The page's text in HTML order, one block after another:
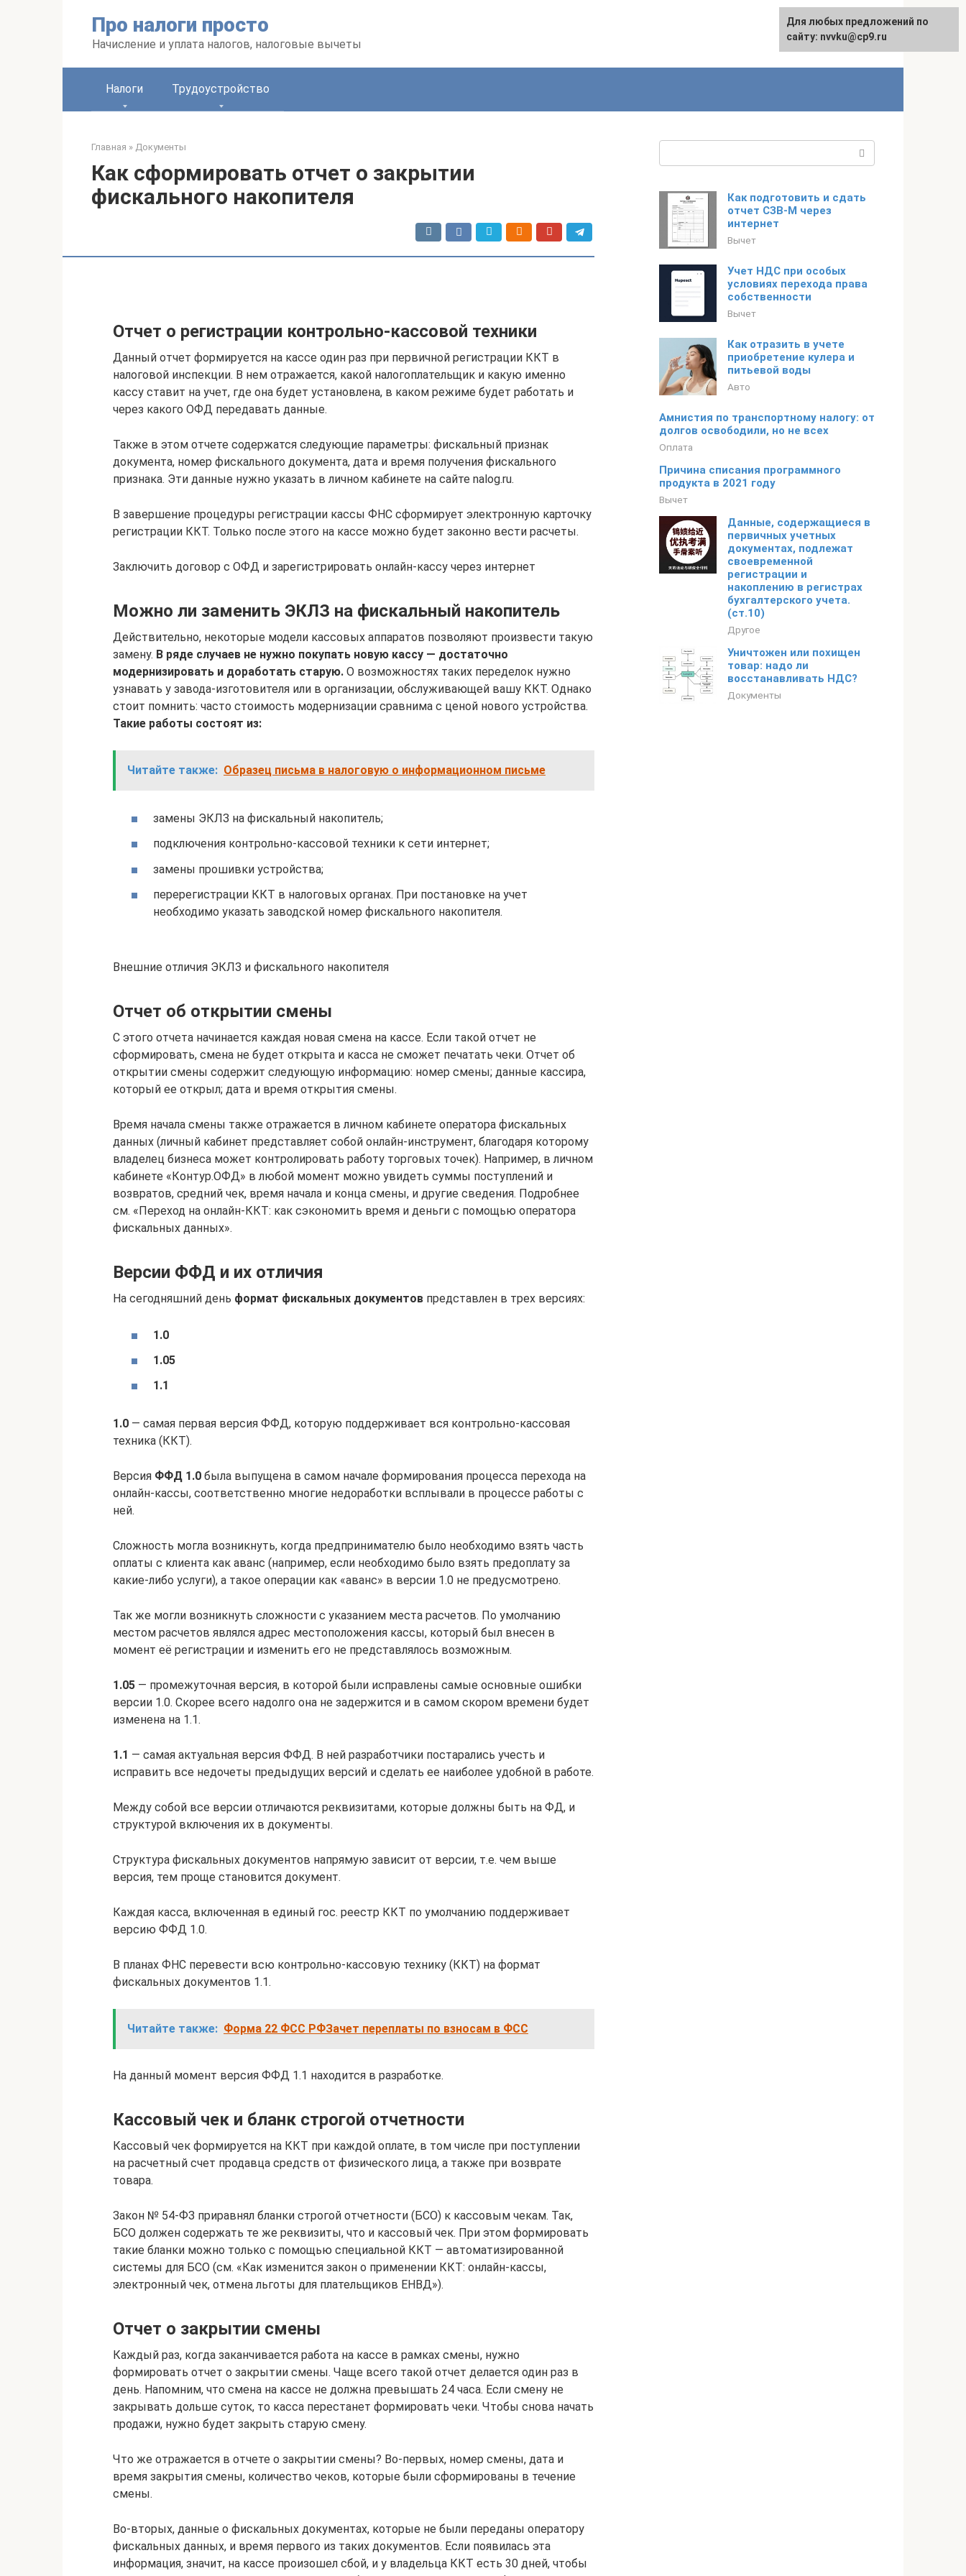
Про налоги просто
Начисление и уплата налогов, налоговые вычеты
English
Налоги Трудоустройство
Главная » Документы
Как сформировать отчет о закрытии
фискального накопителя
Отчет о регистрации контрольно-кассовой техники
Данный отчет формируется на кассе один раз при первичной регистрации ККТ в
налоговой инспекции. В нем отражается, какой налогоплательщик и какую именно
кассу ставит на учет, где она будет установлена, в каком режиме будет работать и
через какого ОФД передавать данные.
Также в этом отчете содержатся следующие параметры: фискальный признак
документа, номер фискального документа, дата и время получения фискального
признака. Эти данные нужно указать в личном кабинете на сайте nalog.ru.
В завершение процедуры регистрации кассы ФНС сформирует электронную карточку
регистрации ККТ. Только после этого на кассе можно будет законно вести расчеты.
Заключить договор с ОФД и зарегистрировать онлайн‑кассу через интернет
Можно ли заменить ЭКЛЗ на фискальный накопитель
Действительно, некоторые модели кассовых аппаратов позволяют произвести такую
замену. В ряде случаев не нужно покупать новую кассу — достаточно
модернизировать и доработать старую. О возможностях таких переделок нужно
узнавать у завода-изготовителя или в организации, обслуживающей вашу ККТ. Однако
стоит помнить: часто стоимость модернизации сравнима с ценой нового устройства.
Такие работы состоят из:
Читайте также: Образец письма в налоговую о информационном письме
замены ЭКЛЗ на фискальный накопитель;
подключения контрольно-кассовой техники к сети интернет;
замены прошивки устройства;
перерегистрации ККТ в налоговых органах. При постановке на учет
необходимо указать заводской номер фискального накопителя.
Внешние отличия ЭКЛЗ и фискального накопителя
Отчет об открытии смены
С этого отчета начинается каждая новая смена на кассе. Если такой отчет не
сформировать, смена не будет открыта и касса не сможет печатать чеки. Отчет об
открытии смены содержит следующую информацию: номер смены; данные кассира,
который ее открыл; дата и время открытия смены.
Время начала смены также отражается в личном кабинете оператора фискальных
данных (личный кабинет представляет собой онлайн-инструмент, благодаря которому
владелец бизнеса может контролировать работу торговых точек). Например, в личном
кабинете «Контур.ОФД» в любой момент можно увидеть суммы поступлений и
возвратов, средний чек, время начала и конца смены, и другие сведения. Подробнее
см. «Переход на онлайн-ККТ: как сэкономить время и деньги с помощью оператора
фискальных данных».
Версии ФФД и их отличия
На сегодняшний день формат фискальных документов представлен в трех версиях:
1.0
1.05
1.1
1.0 — самая первая версия ФФД, которую поддерживает вся контрольно-кассовая
техника (ККТ).
Версия ФФД 1.0 была выпущена в самом начале формирования процесса перехода на
онлайн-кассы, соответственно многие недоработки всплывали в процессе работы с
ней.
Сложность могла возникнуть, когда предпринимателю было необходимо взять часть
оплаты с клиента как аванс (например, если необходимо было взять предоплату за
какие-либо услуги), а такое операции как «аванс» в версии 1.0 не предусмотрено.
Так же могли возникнуть сложности с указанием места расчетов. По умолчанию
местом расчетов являлся адрес местоположения кассы, который был внесен в
момент её регистрации и изменить его не представлялось возможным.
1.05 — промежуточная версия, в которой были исправлены самые основные ошибки
версии 1.0. Скорее всего надолго она не задержится и в самом скором времени будет
изменена на 1.1.
1.1 — самая актуальная версия ФФД. В ней разработчики постарались учесть и
исправить все недочеты предыдущих версий и сделать ее наиболее удобной в работе.
Между собой все версии отличаются реквизитами, которые должны быть на ФД, и
структурой включения их в документы.
Структура фискальных документов напрямую зависит от версии, т.е. чем выше
версия, тем проще становится документ.
Каждая касса, включенная в единый гос. реестр ККТ по умолчанию поддерживает
версию ФФД 1.0.
В планах ФНС перевести всю контрольно-кассовую технику (ККТ) на формат
фискальных документов 1.1.
Читайте также: Форма 22 ФСС РФЗачет переплаты по взносам в ФСС
На данный момент версия ФФД 1.1 находится в разработке.
Кассовый чек и бланк строгой отчетности
Кассовый чек формируется на ККТ при каждой оплате, в том числе при поступлении
на расчетный счет продавца средств от физического лица, а также при возврате
товара.
Закон № 54-ФЗ приравнял бланки строгой отчетности (БСО) к кассовым чекам. Так,
БСО должен содержать те же реквизиты, что и кассовый чек. При этом формировать
такие бланки можно только с помощью специальной ККТ — автоматизированной
системы для БСО (см. «Как изменится закон о применении ККТ: онлайн-кассы,
электронный чек, отмена льготы для плательщиков ЕНВД»).
Отчет о закрытии смены
Каждый раз, когда заканчивается работа на кассе в рамках смены, нужно
формировать отчет о закрытии смены. Чаще всего такой отчет делается один раз в
день. Напомним, что смена на кассе не должна превышать 24 часа. Если смену не
закрывать дольше суток, то касса перестанет формировать чеки. Чтобы снова начать
продажи, нужно будет закрыть старую смену.
Что же отражается в отчете о закрытии смены? Во-первых, номер смены, дата и
время закрытия смены, количество чеков, которые были сформированы в течение
смены.
Во-вторых, данные о фискальных документах, которые не были переданы оператору
фискальных данных, и время первого из таких документов. Если появилась эта
информация, значит, на кассе произошел сбой, и у владельца ККТ есть 30 дней, чтобы
Как подготовить и сдать
отчет СЗВ-М через
интернет
Вычет
Учет НДС при особых
условиях перехода права
собственности
Вычет
Как отразить в учете
приобретение кулера и
питьевой воды
Авто
Амнистия по транспортному налогу: от
долгов освободили, но не всех
Оплата
Причина списания программного
продукта в 2021 году
Вычет
Данные, содержащиеся в
первичных учетных
документах, подлежат
своевременной
регистрации и
накоплению в регистрах
бухгалтерского учета.
(ст.10)
Другое
Уничтожен или похищен
товар: надо ли
восстанавливать НДС?
Документы
Для любых предложений по
сайту: nvvku@cp9.ru